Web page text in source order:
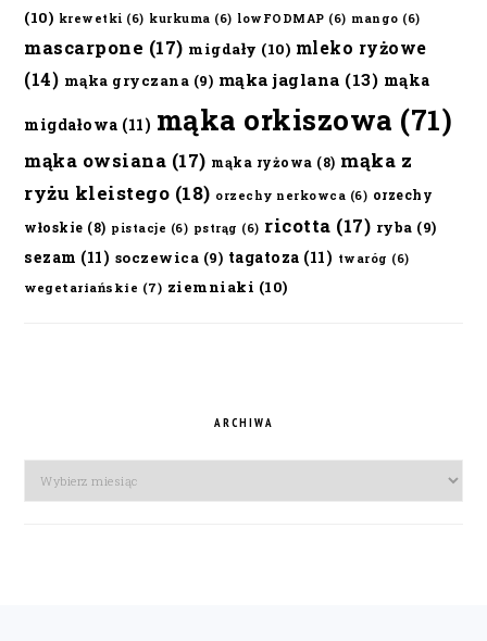
(10) krewetki (6) kurkuma (6) lowFODMAP (6) mango (6)
mascarpone (17) migdały (10) mleko ryżowe
(14) mąka gryczana (9) mąka jaglana (13) mąka
migdałowa (11) mąka orkiszowa (71)
mąka owsiana (17) mąka ryżowa (8) mąka z
ryżu kleistego (18) orzechy nerkowca (6) orzechy
włoskie (8) pistacje (6) pstrąg (6) ricotta (17) ryba (9)
sezam (11) soczewica (9) tagatoza (11) twaróg (6)
wegetariańskie (7) ziemniaki (10)
ARCHIWA
Archiwa